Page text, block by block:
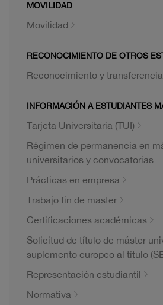
MOVILIDAD
Movilidad
RECONOCIMIENTO DE OTROS
Reconocimiento y
INFORMACIÓN A ESTUDIANTES
Tarjeta Universitaria (TUI)
Régimen de permanencia en
universitarios y convocatorias
Prácticas en empresa
Trabajo fin de master
Certificaciones académicas
Solicitud de título de máster
suplemento europeo al título
Representación estudiantil
Normativa